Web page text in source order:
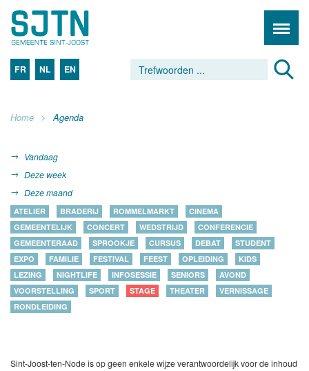
FR NL EN
Home Agenda
Vandaag
Deze week
Deze maand
ATELIER BRADERIJ ROMMELMARKT
CINEMA
GEMEENTELIJK
CONCERT WEDSTRIJD
CONFERENCIE
GEMEENTERAAD
SPROOKJE CURSUS DEBAT
STUDENT
EXPO
FAMILIE FESTIVAL FEEST OPLEIDING
KIDS
LEZING
NIGHTLIFE INFOSESSIE SENIORS
AVOND
VOORSTELLING
SPORT STAGE THEATER
VERNISSAGE
RONDLEIDING
Sint-Joost-ten-Node is op geen enkele wijze verantwoordelijk voor de inhoud